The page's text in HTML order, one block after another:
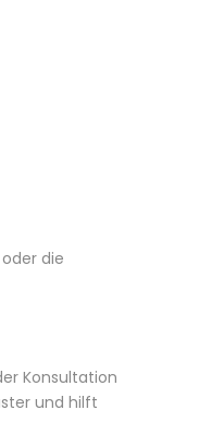
die
Konsultation
und hilft